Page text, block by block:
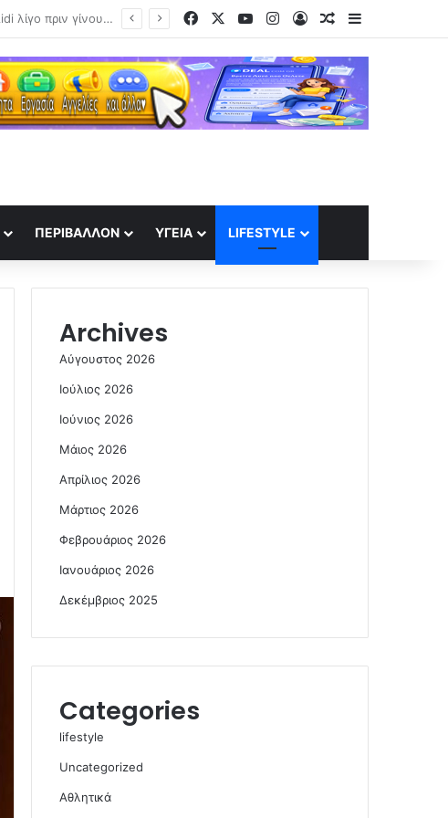
Στην Κίνα, άνθρωποι νοικιάζουν το πρόσωπό τους σε «σαπουνόπερες» τεχνητής νοημοσύνης – Βιομετρικά δεδομένα προς πώληση FacebookYouTubeInstagram
Log InRandom Article
Sidebar
ΠΕΡΙΒΆΛΛΟΝ ΥΓΕΊΑ LIFESTYLE
Archives
Αύγουστος 2026
Ιούλιος 2026
Ιούνιος 2026
Μάιος 2026
Απρίλιος 2026
Μάρτιος 2026
Φεβρουάριος 2026
Ιανουάριος 2026
Δεκέμβριος 2025
Categories
lifestyle
Uncategorized
Αθλητικά